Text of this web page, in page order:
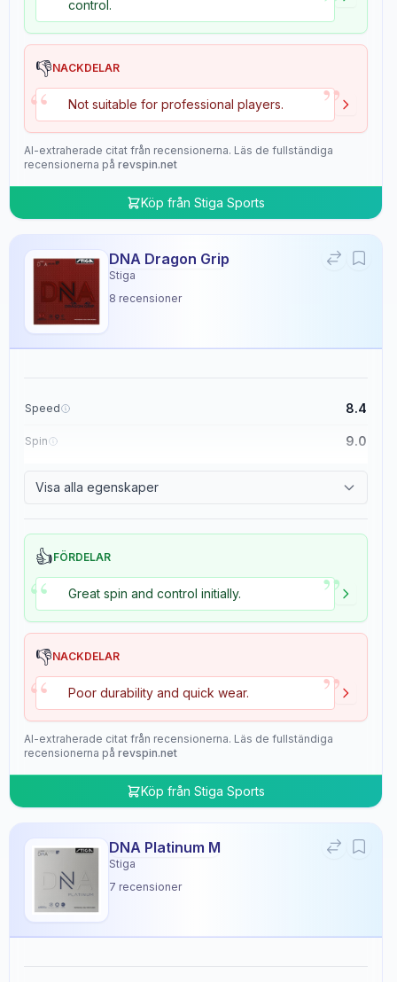
control.
👎NACKDELAR
“ Not suitable for professional players. ”
AI-extraherade citat från recensionerna. Läs de fullständiga
recensionerna på revspin.net
Köp från Stiga Sports
DNA Dragon Grip
Stiga
8 recensioner
Speed 8.4
Spin 9.0
Visa alla egenskaper
👍FÖRDELAR
“ Great spin and control initially. ”
👎NACKDELAR
“ Poor durability and quick wear. ”
AI-extraherade citat från recensionerna. Läs de fullständiga
recensionerna på revspin.net
Köp från Stiga Sports
DNA Platinum M
Stiga
7 recensioner